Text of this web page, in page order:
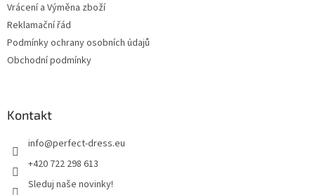
Vrácení a Výměna zboží
Reklamační řád
Podmínky ochrany osobních údajů
Obchodní podmínky
Kontakt
info@perfect-dress.eu
+420 722 298 613
Sleduj naše novinky!